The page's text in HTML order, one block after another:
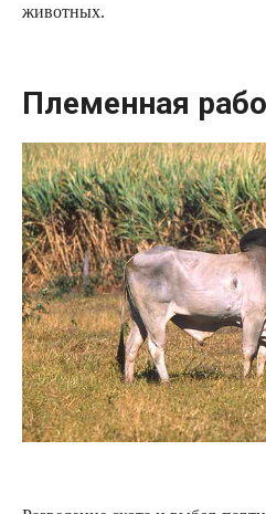
животных.
Племенная